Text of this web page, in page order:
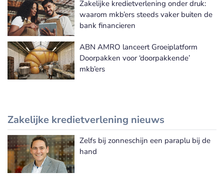
Zakelijke kredietverlening onder druk:
waarom mkb’ers steeds vaker buiten de
bank financieren
ABN AMRO lanceert Groeiplatform
Doorpakken voor ‘doorpakkende’
mkb’ers
Zakelijke kredietverlening nieuws
Meer Zakelijke kredietverlening nieuws
Zelfs bij zonneschijn een paraplu bij de
hand